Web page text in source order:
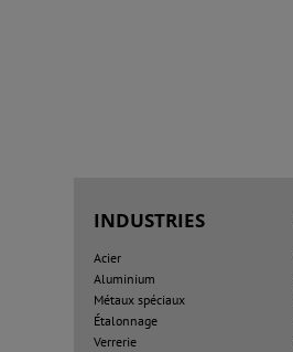
INDUSTRIES
Acier
Aluminium
Métaux spéciaux
Étalonnage
Verrerie